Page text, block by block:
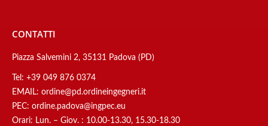
CONTATTI
Piazza Salvemini 2, 35131 Padova (PD)
Tel: +39 049 876 0374
EMAIL: ordine@pd.ordineingegneri.it
PEC: ordine.padova@ingpec.eu
Orari: Lun. – Giov. : 10.00-13.30, 15.30-18.30